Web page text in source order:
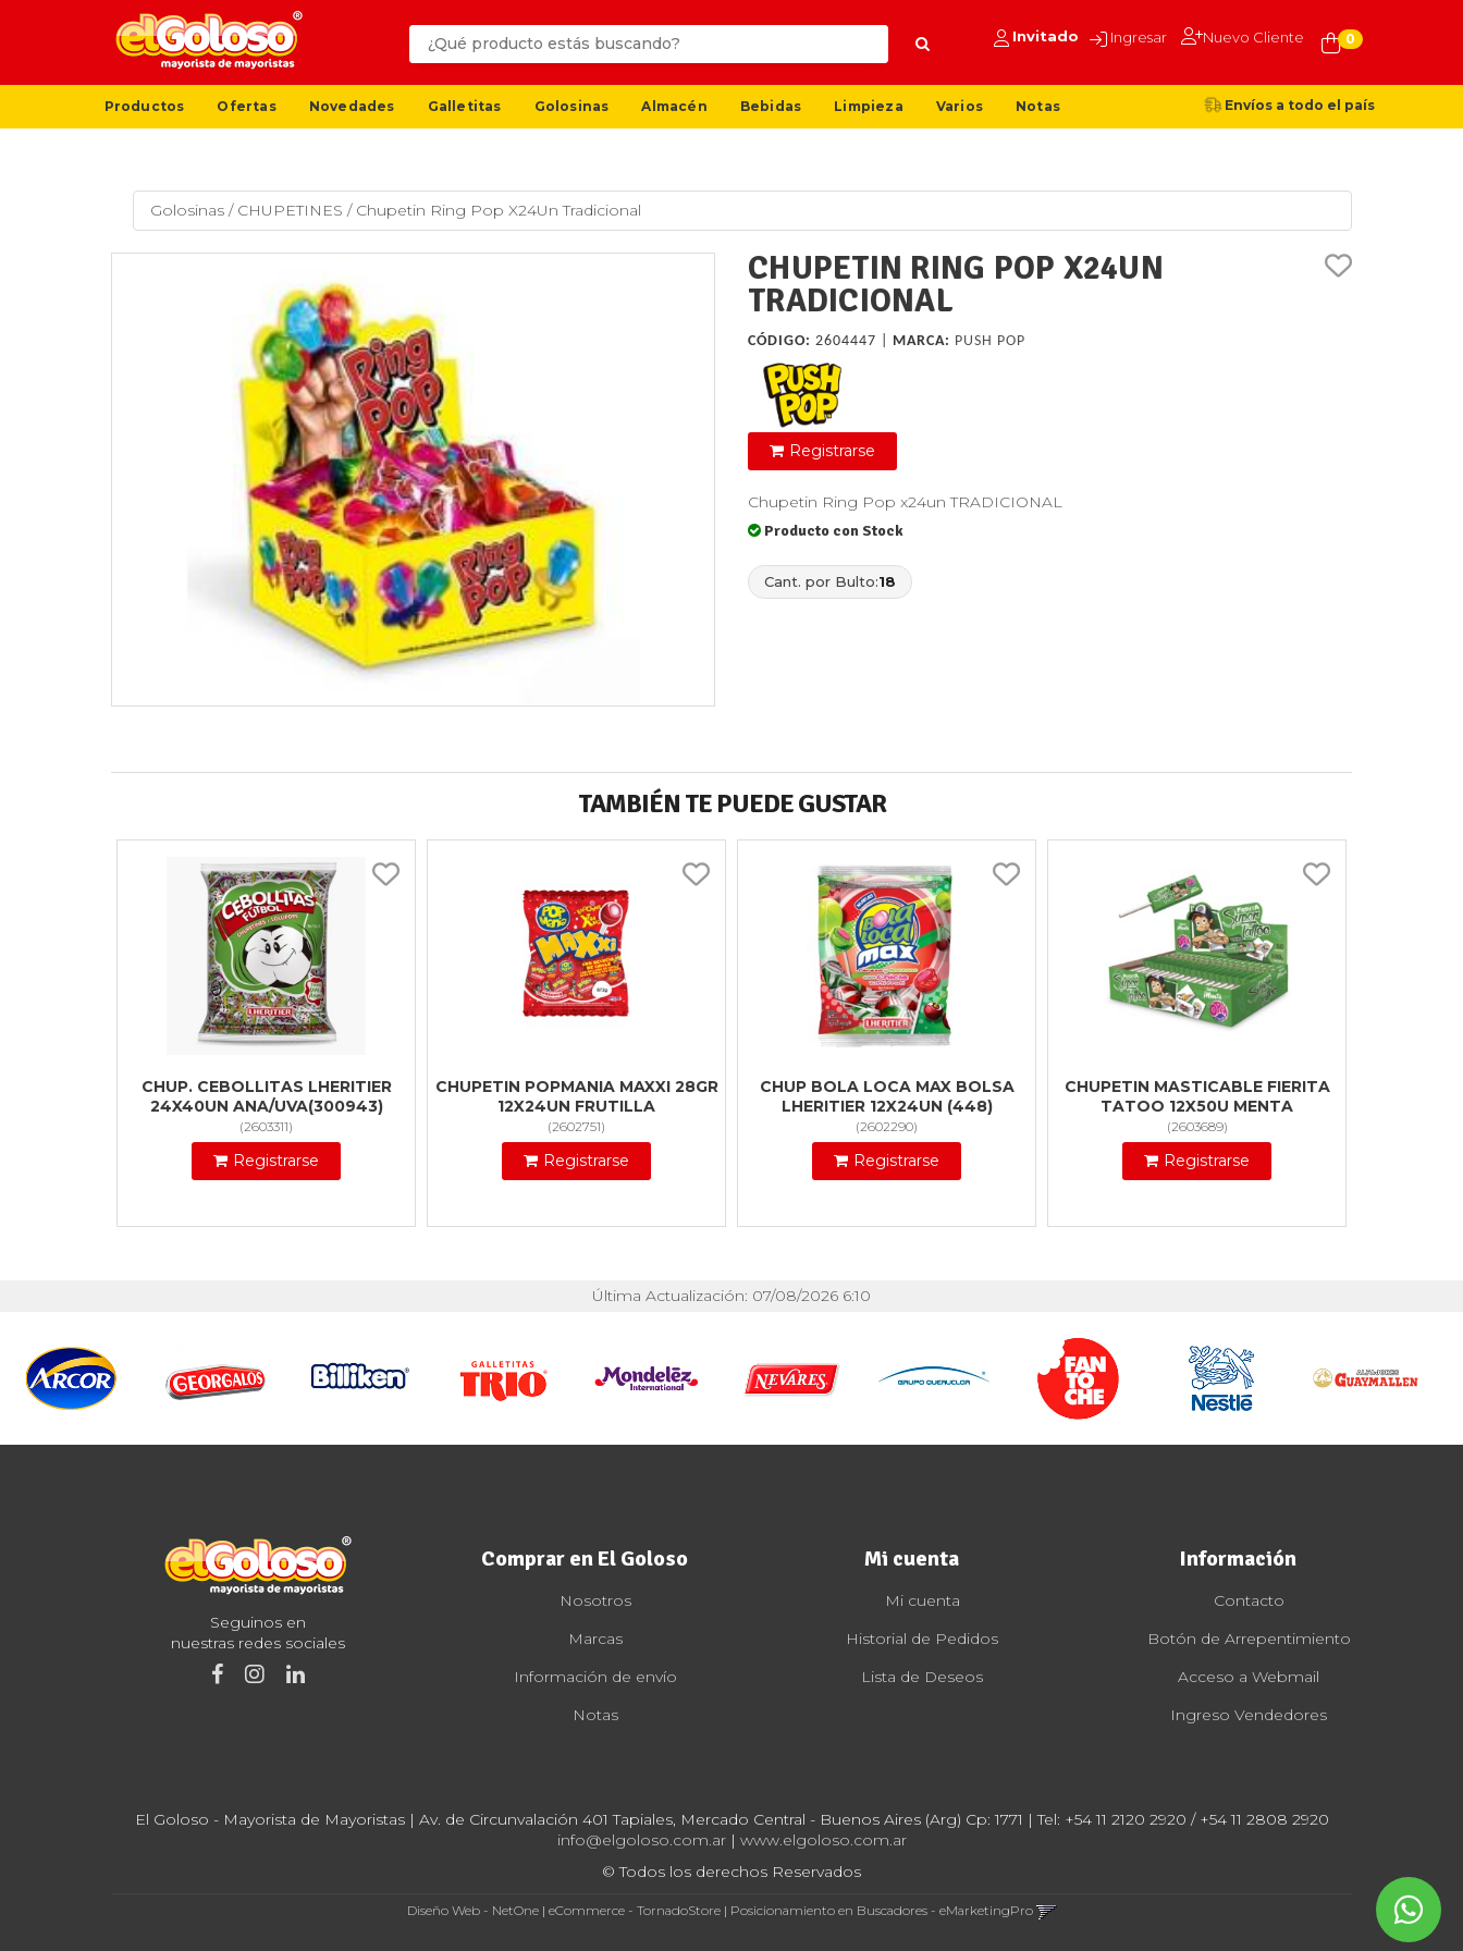
Invitado Ingresar Nuevo Cliente 0
Productos Ofertas Novedades Galletitas Golosinas Almacén Bebidas Limpieza Varios Notas Envíos a todo el país
Golosinas / CHUPETINES / Chupetin Ring Pop X24Un Tradicional
CHUPETIN RING POP X24UN
TRADICIONAL
CÓDIGO: 2604447 | MARCA: PUSH POP
Registrarse
Chupetin Ring Pop x24un TRADICIONAL
Producto con Stock
Cant. por Bulto:18
TAMBIÉN TE PUEDE GUSTAR
CHUP. CEBOLLITAS LHERITIER
24X40UN ANA/UVA(300943)
(2603311)
Registrarse
CHUPETIN POPMANIA MAXXI 28GR
12X24UN FRUTILLA
(2602751)
Registrarse
CHUP BOLA LOCA MAX BOLSA
LHERITIER 12X24UN (448)
(2602290)
Registrarse
CHUPETIN MASTICABLE FIERITA
TATOO 12X50U MENTA
(2603689)
Registrarse
Última Actualización: 07/08/2026 6:10
Seguinos en
nuestras redes sociales
Comprar en El Goloso
Nosotros
Marcas
Información de envío
Notas
Mi cuenta
Mi cuenta
Historial de Pedidos
Lista de Deseos
Información
Contacto
Botón de Arrepentimiento
Acceso a Webmail
Ingreso Vendedores
El Goloso - Mayorista de Mayoristas | Av. de Circunvalación 401 Tapiales, Mercado Central - Buenos Aires (Arg) Cp: 1771 | Tel: +54 11 2120 2920 / +54 11 2808 2920
info@elgoloso.com.ar| www.elgoloso.com.ar
© Todos los derechos Reservados
Diseño Web - NetOne| eCommerce - TornadoStore| Posicionamiento en Buscadores - eMarketingPro